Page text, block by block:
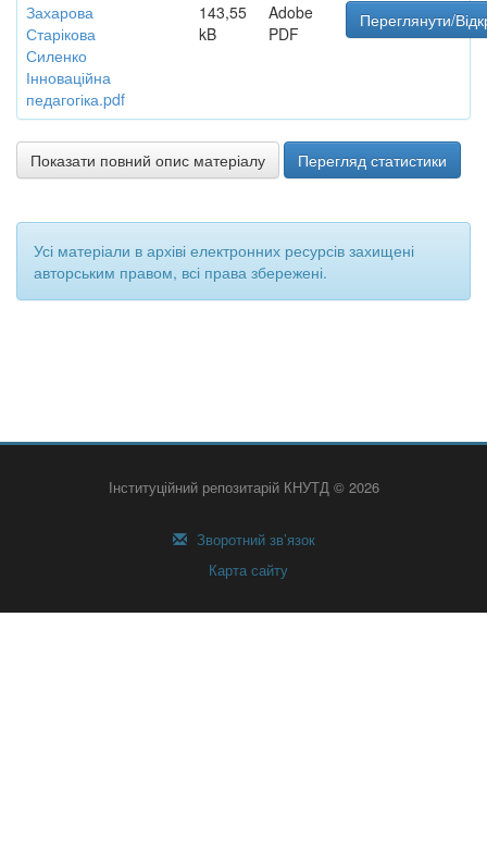
Захарова
Старікова
Силенко
Інноваційна
педагогіка.pdf
143,55
kB
Adobe
PDF
Переглянути/
Показати повний опис матеріалу Перегляд статистики
Усі матеріали в архіві електронних ресурсів захищені
авторським правом, всі права збережені.
Інституційний репозитарій КНУТД © 2026
Зворотний зв’язок
Карта сайту